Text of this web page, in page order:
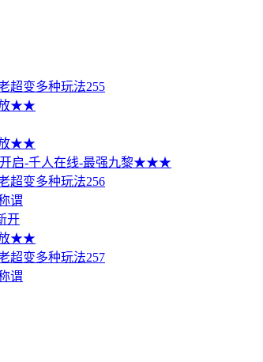
超变多种玩法255
放★★
放★★
启-千人在线-最强九黎★★★
超变多种玩法256
谓
开
放★★
超变多种玩法257
谓